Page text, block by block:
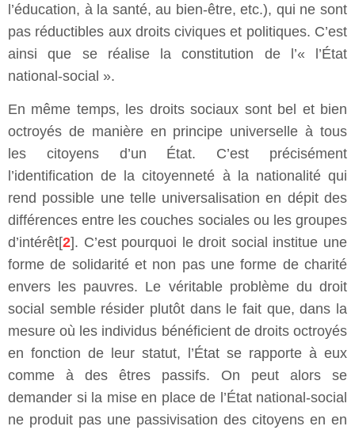
l’éducation, à la santé, au bien-être, etc.), qui ne sont
pas réductibles aux droits civiques et politiques. C’est
ainsi que se réalise la constitution de l’« l’État
national-social ».
En même temps, les droits sociaux sont bel et bien
octroyés de manière en principe universelle à tous
les citoyens d’un État. C’est précisément
l’identification de la citoyenneté à la nationalité qui
rend possible une telle universalisation en dépit des
différences entre les couches sociales ou les groupes
d’intérêt[2]. C’est pourquoi le droit social institue une
forme de solidarité et non pas une forme de charité
envers les pauvres. Le véritable problème du droit
social semble résider plutôt dans le fait que, dans la
mesure où les individus bénéficient de droits octroyés
en fonction de leur statut, l’État se rapporte à eux
comme à des êtres passifs. On peut alors se
demander si la mise en place de l’État national-social
ne produit pas une passivisation des citoyens en en